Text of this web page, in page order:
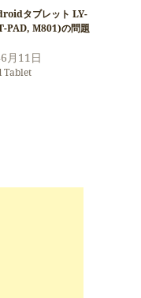
タブレット LY-
PAD, M801)の問題
月11日
Tablet